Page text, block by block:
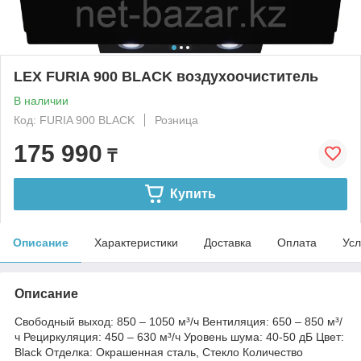
LEX FURIA 900 BLACK воздухоочиститель
В наличии
Код: FURIA 900 BLACK
Розница
175 990 ₸
Купить
Описание Характеристики Доставка Оплата
Описание
Свободный выход: 850 – 1050 м³/ч Вентиляция: 650 – 850 м³/
ч Рециркуляция: 450 – 630 м³/ч Уровень шума: 40-50 дБ Цвет:
Black Отделка: Окрашенная сталь, Стекло Количество